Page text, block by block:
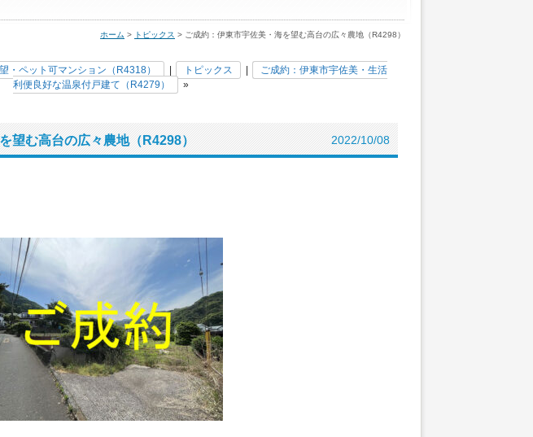
ホーム > トピックス > ご成約：伊東市宇佐美・海を望む高台の広々農地（R4298）
・ペット可マンション（R4318） トピックス
ご成約：伊東市宇佐美・生活
利便良好な温泉付戸建て（R4279）
»
望む高台の広々農地（R4298） 2022/10/08